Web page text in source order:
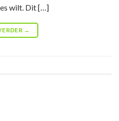
wilt. Dit […]
→